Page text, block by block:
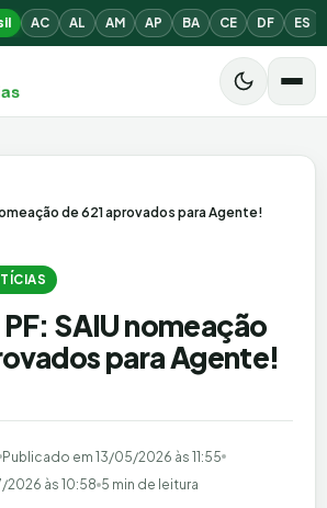
AC AL AM AP BA CE DF ES
de 621 aprovados para Agente!
SAIU nomeação
para Agente!
Publicado em 13/05/2026 às 11:55
2026 às 10:58 5 min de leitura